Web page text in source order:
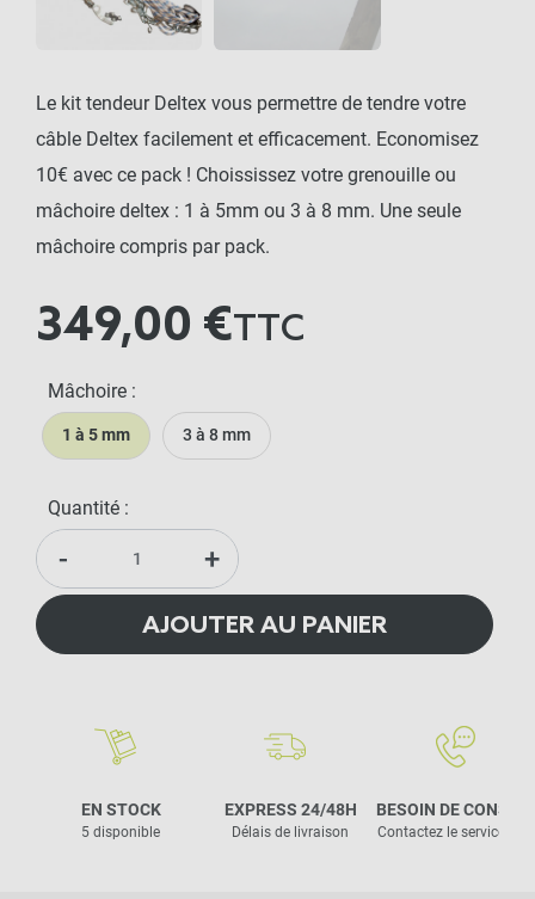
Le kit tendeur Deltex vous permettre de tendre votre
câble Deltex facilement et efficacement. Economisez
10€ avec ce pack ! Choississez votre grenouille ou
mâchoire deltex : 1 à 5mm ou 3 à 8 mm. Une seule
mâchoire compris par pack.
349,00 €TTC
Mâchoire :
1 à 5 mm 3 à 8 mm
Quantité :
- +
AJOUTER AU PANIER
EN STOCK
5 disponible
EXPRESS 24/48H
Délais de livraison
BESOIN DE CONSEIL
Contactez le service